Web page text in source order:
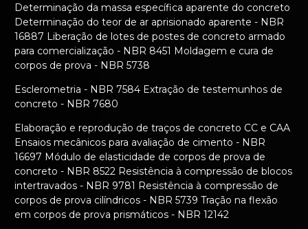
Determinação da massa específica aparente do concreto
Determinação do teor de ar aprisionado aparente - NBR
16887 Liberação de lotes de postes de concreto armado
para comercialização - NBR 8451 Moldagem e cura de
corpos de prova - NBR 5738
Esclerometria - NBR 7584 Extração de testemunhos de
concreto - NBR 7680
Elaboração e reprodução de traços de concreto CC e CAA
Ensaios mecânicos para avaliação de cimento - NBR
16697 Módulo de elasticidade de corpos de prova de
concreto - NBR 8522 Resistência à compressão de blocos
intertravados - NBR 9781 Resistência à compressão de
corpos de prova cilíndricos - NBR 5739 Tração na flexão
em corpos de prova prismáticos - NBR 12142